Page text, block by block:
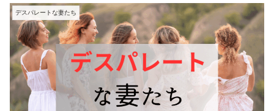
デスパレートな妻たち